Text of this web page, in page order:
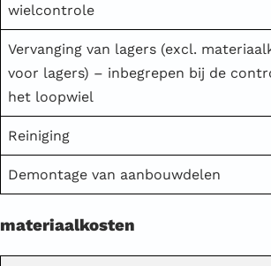
wielcontrole
Vervanging van lagers (excl.
voor lagers) – inbegrepen bij de
het loopwiel
Reiniging
Demontage van aanbouwdelen
materiaalkosten